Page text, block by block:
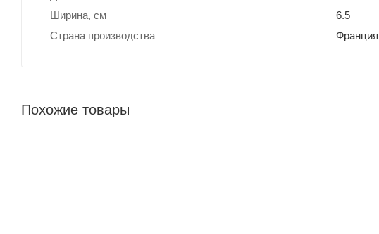
Ширина, cм
6.5
Страна производства
Франция
Похожие товары